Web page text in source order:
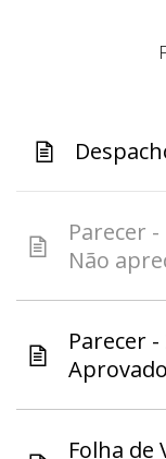
Parecer -
Não
Parecer -
Folha de